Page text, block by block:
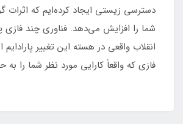
دسترسی زیستی ایجاد کرده‌ایم که اثرات
شما را افزایش می‌دهد. فناوری چند فازی
انقلاب واقعی در هسته این تغییر
فازی که واقعاً کارایی مورد نظر شما را به